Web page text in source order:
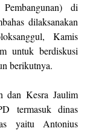
di
dilaksanakan
Kamis
untuk berdiskusi
berikutnya.
dan Kesra Jaulim
termasuk dinas
yaitu Antonius